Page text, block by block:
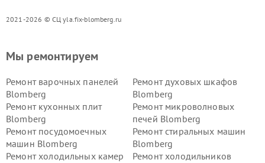
2021-2026 © СЦ yla.fix-blomberg.ru
Мы ремонтируем
Ремонт варочных панелей
Blomberg
Ремонт духовых шкафов
Blomberg
Ремонт кухонных плит
Blomberg
Ремонт микроволновых
печей Blomberg
Ремонт посудомоечных
машин Blomberg
Ремонт стиральных машин
Blomberg
Ремонт холодильных камер
Ремонт холодильников